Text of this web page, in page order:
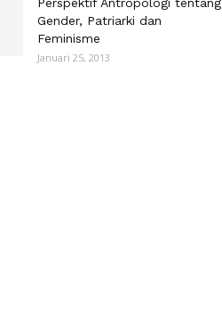
Perspektif Antropologi tentang
Gender, Patriarki dan
Feminisme
Januari 25, 2013